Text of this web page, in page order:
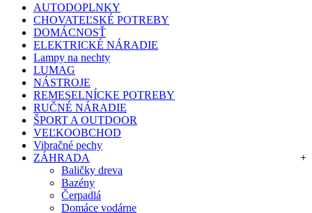
AUTODOPLNKY
CHOVATEĽSKÉ POTREBY
DOMÁCNOSŤ
ELEKTRICKÉ NÁRADIE
Lampy na nechty
LUMAG
NÁSTROJE
REMESELNÍCKE POTREBY
RUČNÉ NÁRADIE
ŠPORT A OUTDOOR
VEĽKOOBCHOD
Vibračné pechy
ZÁHRADA
+
Baličky dreva
Bazény
Čerpadlá
Domáce vodárne